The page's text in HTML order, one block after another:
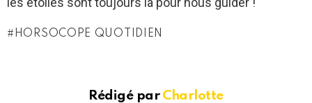
HORSOCOPE QUOTIDIEN
Rédigé par Charlotte